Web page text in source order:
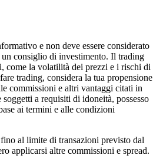
e non deve essere considerato
un consiglio di investimento. Il trading
come la volatilità dei prezzi e i rischi di
trading, considera la tua propensione
commissioni e altri vantaggi citati in
soggetti a requisiti di idoneità, possesso
ai termini e alle condizioni
al limite di transazioni previsto dal
applicarsi altre commissioni e spread.